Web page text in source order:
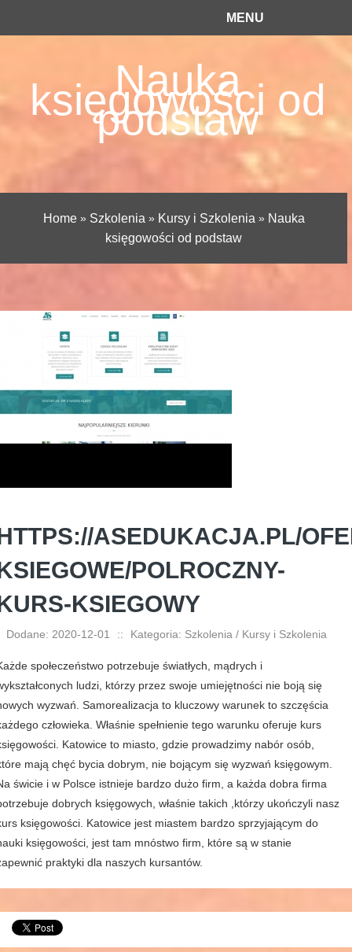
MENU
Nauka
księgowości od
podstaw
Home» Szkolenia » Kursy i Szkolenia » Nauka
księgowości od podstaw
ASEDUKACJA.PL/
POLROCZNY-
KSIEGOWY
Dodane: 2020-12-01 :: Kategoria: Szkolenia / Kursy i Szkolenia
społeczeństwo potrzebuje światłych, mądrych i
ludzi, którzy przez swoje umiejętności nie boją się
wyzwań. Samorealizacja to kluczowy warunek to szczęścia
człowieka. Właśnie spełnienie tego warunku oferuje kurs
Katowice to miasto, gdzie prowadzimy nabór osób,
mają chęć bycia dobrym, nie bojącym się wyzwań księgowym.
świcie i w Polsce istnieje bardzo dużo firm, a każda dobra firma
dobrych księgowych, właśnie takich ,którzy ukończyli nasz
księgowości. Katowice jest miastem bardzo sprzyjającym do
księgowości, jest tam mnóstwo firm, które są w stanie
praktyki dla naszych kursantów.